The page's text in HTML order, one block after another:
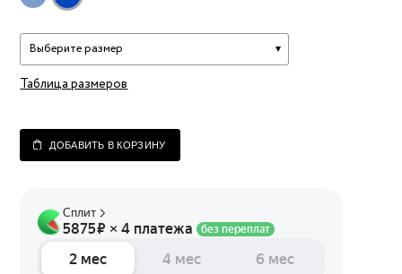
Выберите размер
Таблица размеров
ДОБАВИТЬ В КОРЗИНУ